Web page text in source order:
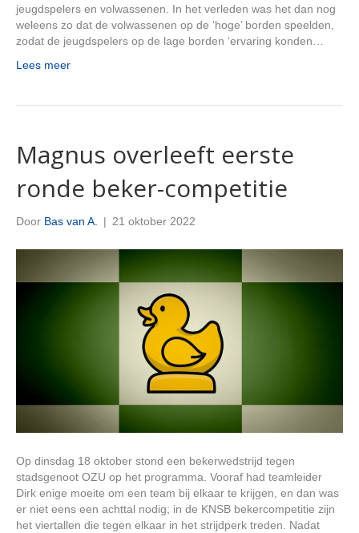
jeugdspelers en volwassenen. In het verleden was het dan nog
weleens zo dat de volwassenen op de ‘hoge’ borden speelden,
zodat de jeugdspelers op de lage borden ‘ervaring konden…
Lees meer
Magnus overleeft eerste
ronde beker-competitie
Door Bas van A. | 21 oktober 2022
Op dinsdag 18 oktober stond een bekerwedstrijd tegen
stadsgenoot OZU op het programma. Vooraf had teamleider
Dirk enige moeite om een team bij elkaar te krijgen, en dan was
er niet eens een achttal nodig; in de KNSB bekercompetitie zijn
het viertallen die tegen elkaar in het strijdperk treden. Nadat